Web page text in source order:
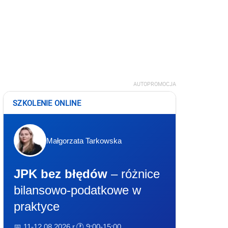
AUTOPROMOCJA
SZKOLENIE ONLINE
Małgorzata Tarkowska
JPK bez błędów – różnice
bilansowo-podatkowe w
praktyce